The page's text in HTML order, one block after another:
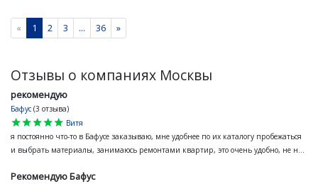
« 1 2 3 ... 36 »
Отзывы о компаниях Москвы
рекомендую
Бафус (3 отзыва)
star
star
star
star
star
Витя
я постоянно что-то в Бафусе заказываю, мне удобнее по их каталогу пробежаться
и выбрать материалы, занимаюсь ремонтами квартир, это очень удобно, не н...
Рекомендую Бафус